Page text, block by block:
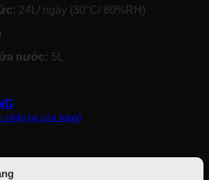
24L/ ngày (30°C/ 80%RH)
nước: 5L
nhận tại cửa hàng)